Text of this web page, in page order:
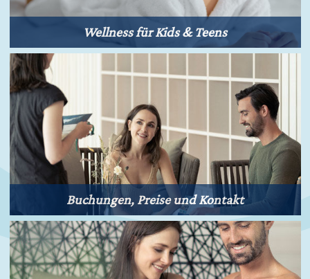
Wellness für Kids & Teens
Buchungen, Preise und Kontakt